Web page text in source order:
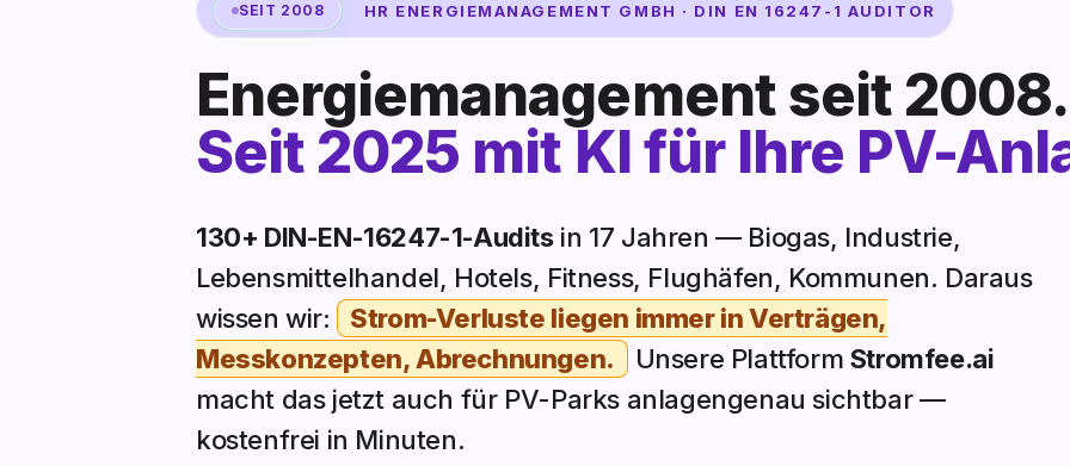
SEIT 2008 HR ENERGIEMANAGEMENT GMBH · DIN EN 16247-1 AUDITOR
Energiemanagement seit 2008.
Seit 2025 mit KI für Ihre PV-
130+ DIN-EN-16247-1-Auditsin 17 Jahren — Biogas, Industrie,
Lebensmittelhandel, Hotels, Fitness, Flughäfen, Kommunen. Daraus
wissen wir:
Strom-Verluste liegen immer in Verträgen,
Messkonzepten, Abrechnungen.
Unsere Plattform Stromfee.ai
macht das jetzt auch für PV-Parks anlagengenau sichtbar —
kostenfrei in Minuten.